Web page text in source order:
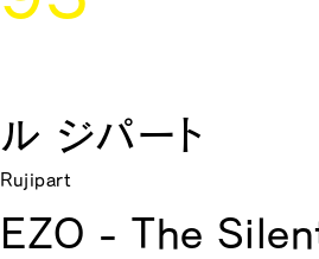
ル ジパート
Rujipart
EZO - The